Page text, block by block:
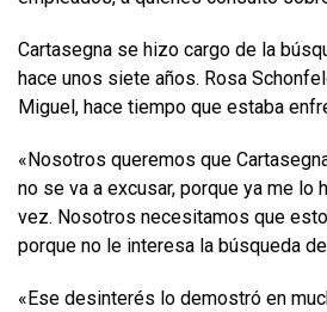
Cartasegna se hizo cargo de la
hace unos siete años. Rosa
Miguel, hace tiempo que estaba
«Nosotros queremos que
no se va a excusar, porque ya me lo
vez. Nosotros necesitamos que
porque no le interesa la búsqueda
«Ese desinterés lo demostró en